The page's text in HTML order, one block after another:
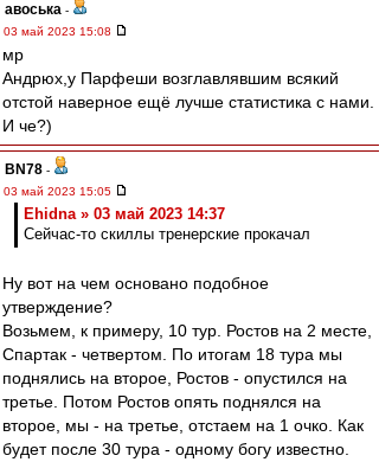
авоська -
03 май 2023 15:08
мр
Андрюх,у Парфеши возглавлявшим всякий
отстой наверное ещё лучше статистика с нами.
И че?)
BN78 -
03 май 2023 15:05
Ehidna » 03 май 2023 14:37
Сейчас-то скиллы тренерские прокачал
Ну вот на чем основано подобное
утверждение?
Возьмем, к примеру, 10 тур. Ростов на 2 месте,
Спартак - четвертом. По итогам 18 тура мы
поднялись на второе, Ростов - опустился на
третье. Потом Ростов опять поднялся на
второе, мы - на третье, отстаем на 1 очко. Как
будет после 30 тура - одному богу известно.